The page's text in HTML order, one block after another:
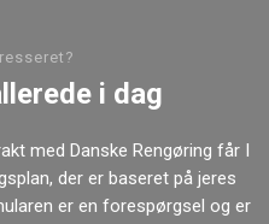
i dag
med Danske Rengøring får I
der er baseret på jeres
er en forespørgsel og er